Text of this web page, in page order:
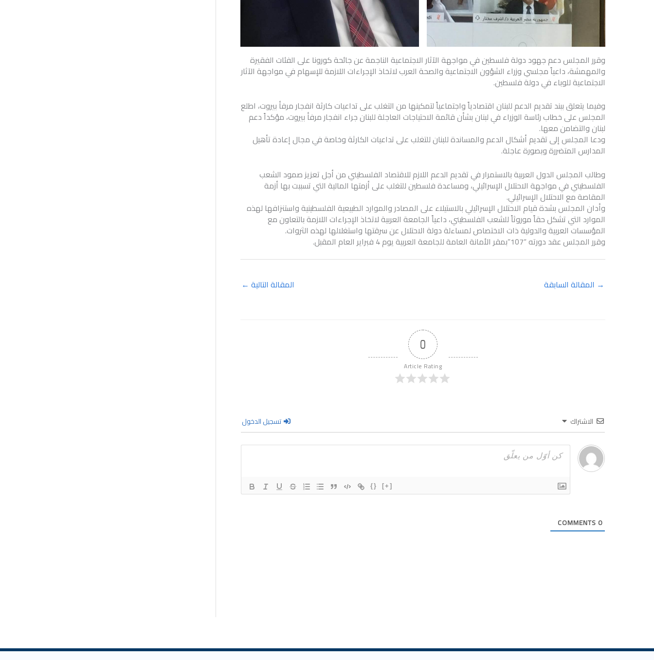
وقرر المجلس دعم جهود دولة فلسطين في مواجهة الآثار الاجتماعية الناجمة عن جائحة كورونا على الفئات الفقيرة
والمهمشة، داعياً مجلسي وزراء الشؤون الاجتماعية والصحة العرب لاتخاذ الإجراءات اللازمة للإسهام في مواجهة الآثار
الاجتماعية للوباء في دولة فلسطين.
وفيما يتعلق ببند تقديم الدعم للبنان اقتصادياً واجتماعياً لتمكينها من التغلب على تداعيات كارثة انفجار مرفأ بيروت، اطلع
المجلس على خطاب رئاسة الوزراء في لبنان بشأن قائمة الاحتياجات العاجلة للبنان جراء انفجار مرفأ بيروت، مؤكداً دعم
لبنان والتضامن معها.
ودعا المجلس إلى تقديم أشكال الدعم والمساندة للبنان للتغلب على تداعيات الكارثة وخاصة في مجال إعادة تأهيل
المدارس المتضررة وبصورة عاجلة.
وطالب المجلس الدول العربية بالاستمرار في تقديم الدعم اللازم للاقتصاد الفلسطيني من أجل تعزيز صمود الشعب
الفلسطيني في مواجهة الاحتلال الإسرائيلي، ومساعدة فلسطين للتغلب على أزمتها المالية التي تسببت بها أزمة
المقاصة مع الاحتلال الإسرائيلي.
وأدان المجلس بشدة قيام الاحتلال الإسرائيلي بالاستيلاء على المصادر والموارد الطبيعية الفلسطينية واستنزافها لهذه
الموارد التي تشكل حقاً موروثاً للشعب الفلسطيني، داعياً الجامعة العربية لاتخاذ الإجراءات اللازمة بالتعاون مع
المؤسسات العربية والدولية ذات الاختصاص لمساءلة دولة الاحتلال عن سرقتها واستغلالها لهذه الثروات.
وقرر المجلس عقد دورته “107”بمقر الأمانة العامة للجامعة العربية يوم 4 فبراير العام المقبل.
→ المقالة السابقة المقالة التالية ←
0
Article Rating
الاشتراك تسجيل الدخول
{} [+]
0